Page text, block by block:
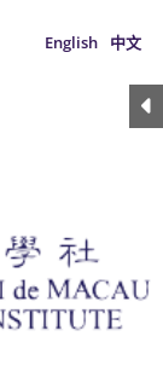
English 中文